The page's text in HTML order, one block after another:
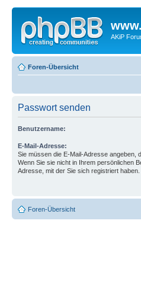
AKiP
Foren-Übersicht
Passwort senden
Benutzername:
E-Mail-Adresse:
Sie müssen die E-Mail-Adresse angeben,
Wenn Sie sie nicht in Ihrem persönlichen
Adresse, mit der Sie sich registriert haben.
Foren-Übersicht